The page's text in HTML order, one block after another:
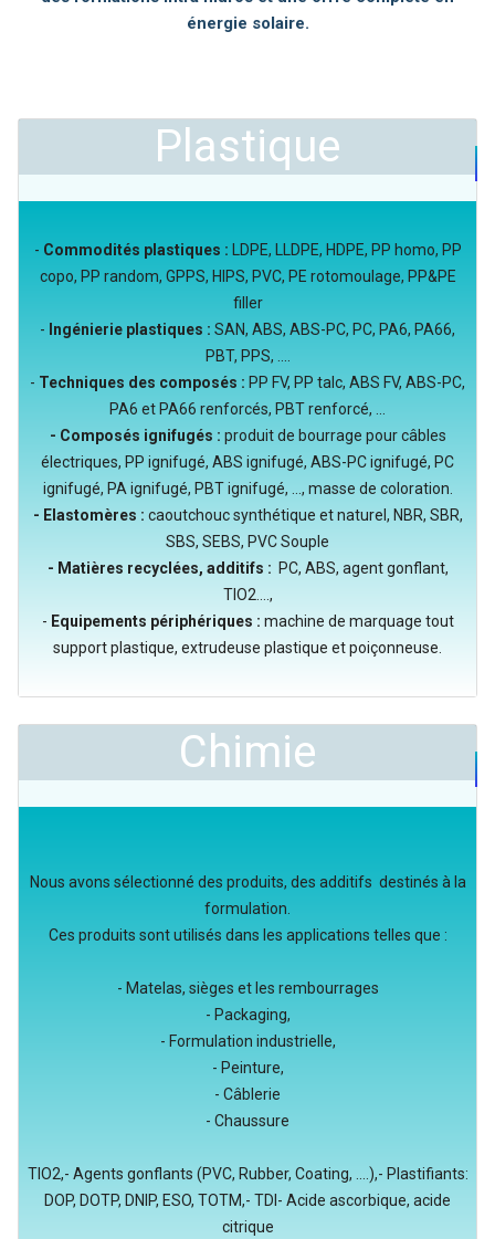
énergie solaire.
Plastique
- Commodités plastiques : LDPE, LLDPE, HDPE, PP homo, PP
copo, PP random, GPPS, HIPS, PVC, PE rotomoulage, PP&PE
filler
- Ingénierie plastiques : SAN, ABS, ABS-PC, PC, PA6, PA66,
PBT, PPS, ....
- Techniques des composés : PP FV, PP talc, ABS FV, ABS-PC,
PA6 et PA66 renforcés, PBT renforcé, ...
- Composés ignifugés : produit de bourrage pour câbles
électriques, PP ignifugé, ABS ignifugé, ABS-PC ignifugé, PC
ignifugé, PA ignifugé, PBT ignifugé, ..., masse de coloration.
- Elastomères : caoutchouc synthétique et naturel, NBR, SBR,
SBS, SEBS, PVC Souple
- Matières recyclées, additifs : PC, ABS, agent gonflant,
TIO2....,
- Equipements périphériques : machine de marquage tout
support plastique, extrudeuse plastique et poiçonneuse.
Chimie
Nous avons sélectionné des produits, des additifs destinés à la
formulation.
Ces produits sont utilisés dans les applications telles que :
- Matelas, sièges et les rembourrages
- Packaging,
- Formulation industrielle,
- Peinture,
- Câblerie
- Chaussure
TIO2,- Agents gonflants (PVC, Rubber, Coating, ....),- Plastifiants:
DOP, DOTP, DNIP, ESO, TOTM,- TDI- Acide ascorbique, acide
citrique